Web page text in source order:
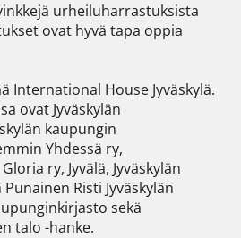
urheiluharrastuksista
ovat hyvä tapa oppia
International House Jyväskylä.
ovat Jyväskylän
kaupungin
Yhdessä ry,
ry, Jyvälä, Jyväskylän
Risti Jyväskylän
sekä
talo -hanke.